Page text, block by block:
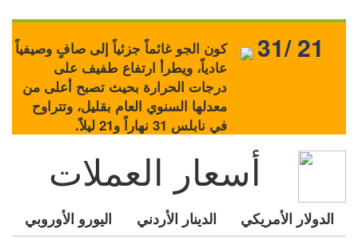
كون الجو غائماً جزئياً إلى صافٍ وصيفياً
عادياً، ويطرأ ارتفاع طفيف على
درجات الحرارة بحيث تصبح أعلى من
معدلها السنوي العام بقليل، وتتراوح
في نابلس 31 نهاراً و21 ليلاً.
31/ 21
أسعار العملات
الدولار الأمريكي الدينار الأردني اليورو الأوروبي